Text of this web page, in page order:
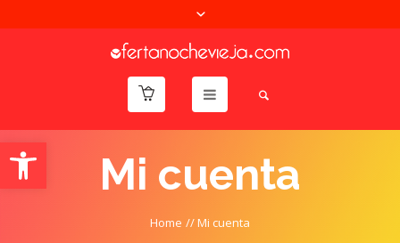
Abrir barra de herramientasMi cuenta
Home //Mi cuenta